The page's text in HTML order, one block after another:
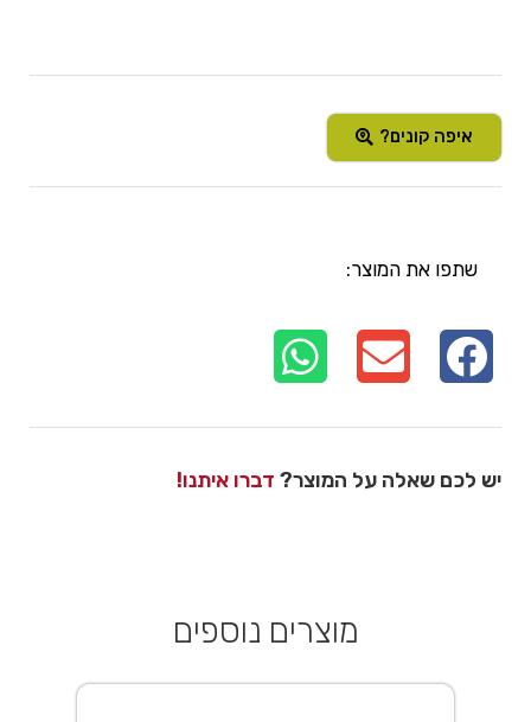
איפה קונים?
שתפו את המוצר:
יש לכם שאלה על המוצר? דברו איתנו!
מוצרים נוספים